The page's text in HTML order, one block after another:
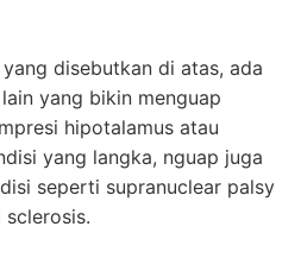
disebutkan di atas, ada
yang bikin menguap
hipotalamus atau
yang langka, nguap juga
seperti supranuclear palsy